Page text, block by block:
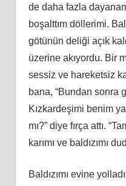
de daha fazla
boşalttım döllerimi.
götünün deliği açık
üzerine akıyordu. Bir
sessiz ve hareketsiz
bana, “Bundan sonra
Kızkardeşimi benim
mı?” diye fırça attı.
karımı ve baldızımı
Baldızımı evine